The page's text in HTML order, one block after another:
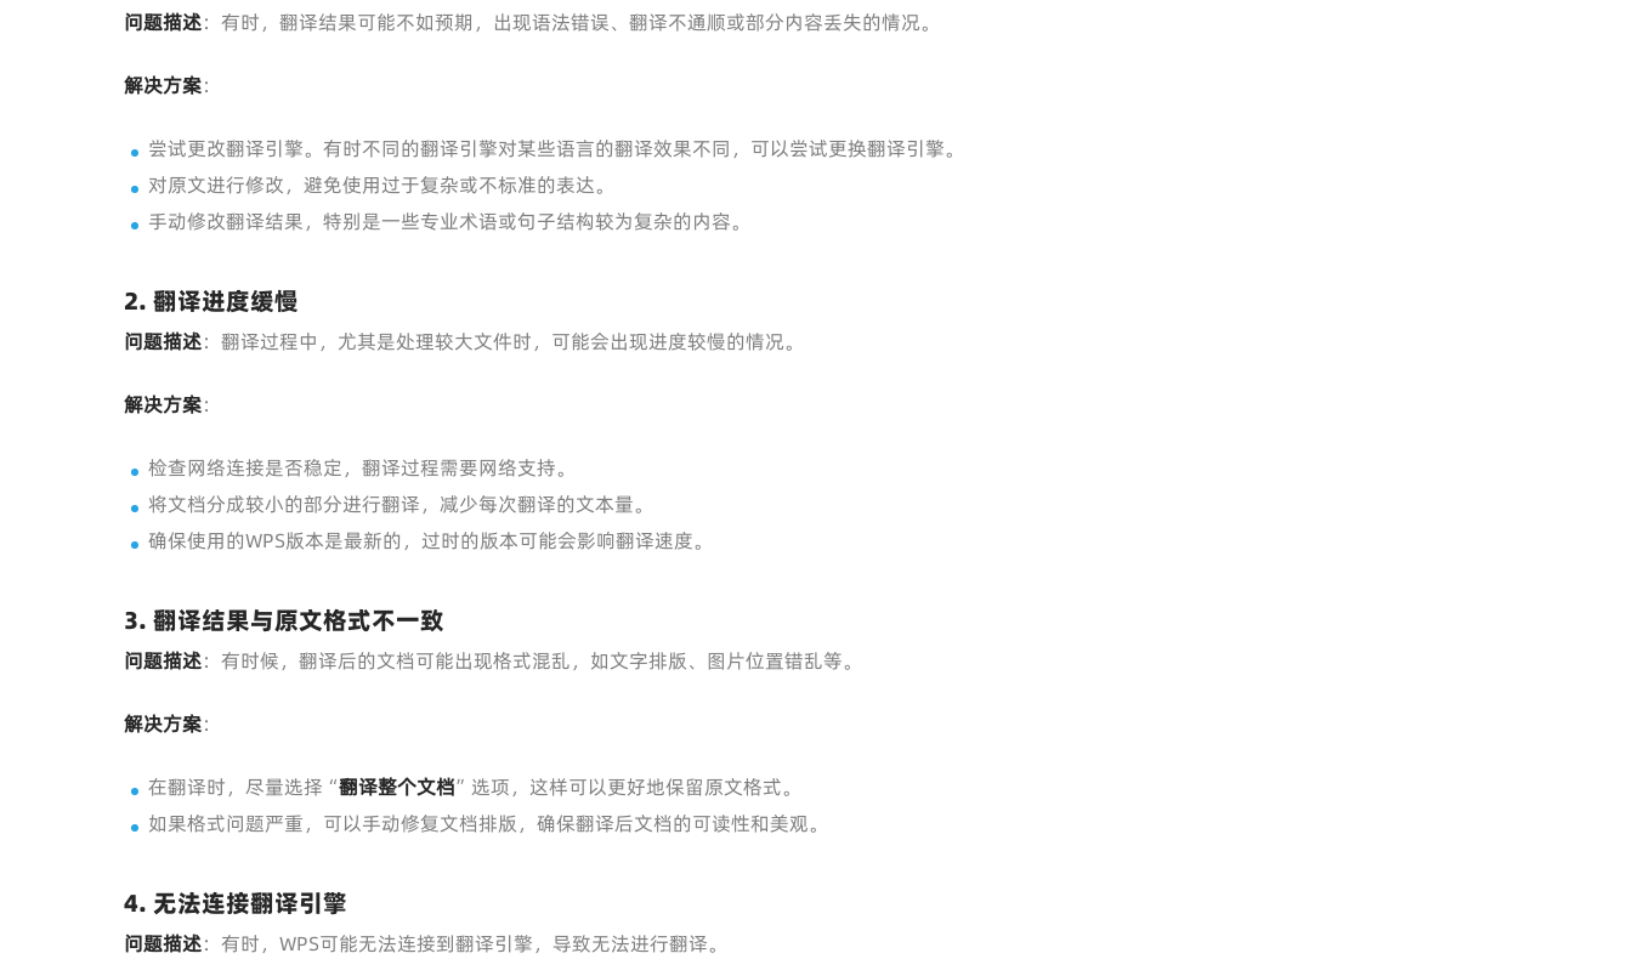
问题描述：有时，翻译结果可能不如预期，出现语法错误、翻译不通顺或部分内容丢失的情况。
解决方案：
尝试更改翻译引擎。有时不同的翻译引擎对某些语言的翻译效果不同，可以尝试更换翻译引擎。
对原文进行修改，避免使用过于复杂或不标准的表达。
手动修改翻译结果，特别是一些专业术语或句子结构较为复杂的内容。
2. 翻译进度缓慢
问题描述：翻译过程中，尤其是处理较大文件时，可能会出现进度较慢的情况。
解决方案：
检查网络连接是否稳定，翻译过程需要网络支持。
将文档分成较小的部分进行翻译，减少每次翻译的文本量。
确保使用的WPS版本是最新的，过时的版本可能会影响翻译速度。
3. 翻译结果与原文格式不一致
问题描述：有时候，翻译后的文档可能出现格式混乱，如文字排版、图片位置错乱等。
解决方案：
在翻译时，尽量选择“翻译整个文档”选项，这样可以更好地保留原文格式。
如果格式问题严重，可以手动修复文档排版，确保翻译后文档的可读性和美观。
4. 无法连接翻译引擎
问题描述：有时，WPS可能无法连接到翻译引擎，导致无法进行翻译。